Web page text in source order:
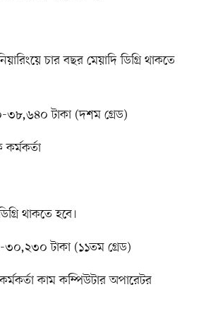
চার বছর মেয়াদি ডিগ্রি থাকতে
টাকা (দশম গ্রেড)
থাকতে হবে।
টাকা (১১তম গ্রেড)
কাম কম্পিউটার অপারেটর